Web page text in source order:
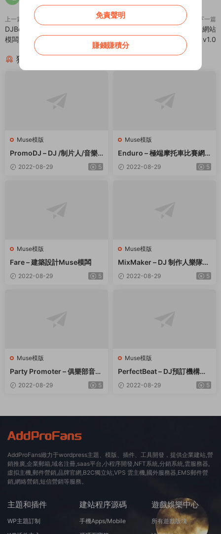
上一篇
DJBeats – DJ培訓音樂學院Muse
模闆
下一篇
Expertus – 響應式企業公司網站
Muse模闆 – v1.0
猜你喜歡
Muse模版
PromoDJ – DJ /制片人/音樂
家網站Muse模闆 – v3.0
2022-08-29 5
Muse模版
Enduro – 極端摩托車比賽網
站Muse模闆
2022-08-29 5
Muse模版
Fare – 建築設計Muse模闆
2022-08-29 5
Muse模版
MixMaker – DJ 制作人樂隊M
use模闆
2022-08-29 5
Muse模版
Party Promoter – 俱樂部音樂
活動Muse模闆 – v1.2
2022-08-29 5
Muse模版
PerfectBeat – DJ預訂機構Mu
se模闆
2022-08-29 5
AddProFans緻力于wordpress主題、模版、插件、工具開發，提供企業建站,營
銷推廣,企業郵箱,域名注冊,saas平台,小程序開發,NFT系統,分銷系統,雲服務器,
虛拟主機,郵件營銷,品牌官網,B2C獨立站,VPS 雲主機,國外服務器,EMS郵件營
銷,網絡營銷,短信營銷等服務。
主題和插件
WP主題訂制
建站程序源碼
手機Apps/Mobile
遊戲娛樂中心
所有遊戲版塊
免責聲明
賺錢賺積分